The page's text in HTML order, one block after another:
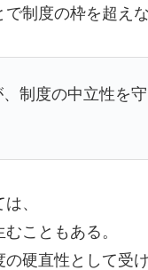
制度の枠を超え
制度の中立性を守
、
こともある。
硬直性として受